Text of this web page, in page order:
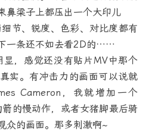
鼻梁子上都压出一个大印儿
节、锐度、色彩、对比度都有
一条还不如去看2D的……
，感觉还没有贴片MV中那个
实。有冲击力的画面可以说就
Cameron，我就增加一个
的慢动作，或者女猪脚最后骑
众的画面。那多刺激啊~